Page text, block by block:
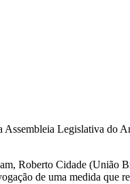
Legislativa do
Roberto Cidade (União
de uma medida que